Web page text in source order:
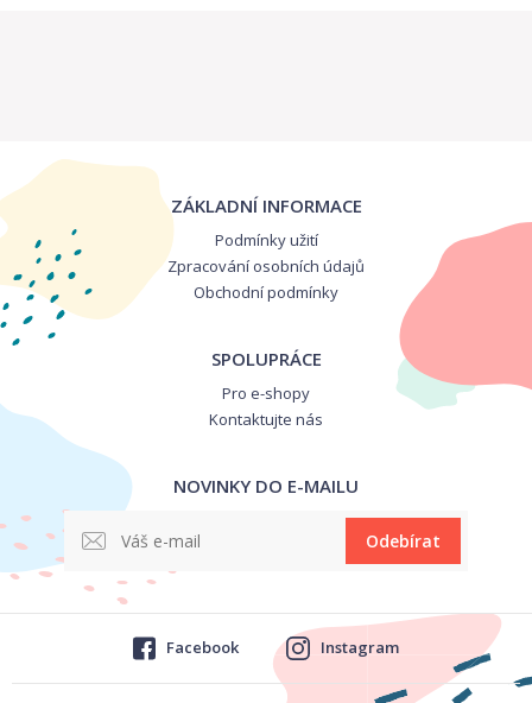
ZÁKLADNÍ INFORMACE
Podmínky užití
Zpracování osobních údajů
Obchodní podmínky
SPOLUPRÁCE
Pro e-shopy
Kontaktujte nás
NOVINKY DO E-MAILU
Odebírat
Facebook Instagram